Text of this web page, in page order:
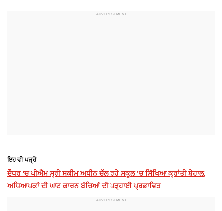
ਇਹ ਵੀ ਪੜ੍ਹੋ
ਦੌਧਰ 'ਚ ਪੀਐੱਮ ਸ੍ਰੀ ਸਕੀਮ ਅਧੀਨ ਚੱਲ ਰਹੇ ਸਕੂਲ ’ਚ ਸਿੱਖਿਆ ਕ੍ਰਾਂਤੀ ਬੇਹਾਲ,
ਅਧਿਆਪਕਾਂ ਦੀ ਘਾਟ ਕਾਰਨ ਬੱਚਿਆਂ ਦੀ ਪੜ੍ਹਾਈ ਪ੍ਰਭਾਵਿਤ